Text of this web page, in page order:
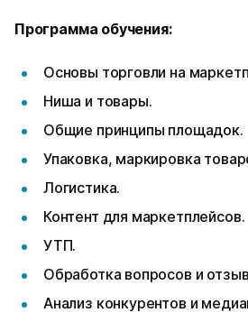
Программа обучения:
Основы торговли на
Ниша и товары.
Общие принципы площадок.
Упаковка, маркировка
Логистика.
Контент для маркетплейсов.
УТП.
Обработка вопросов и
Анализ конкурентов и